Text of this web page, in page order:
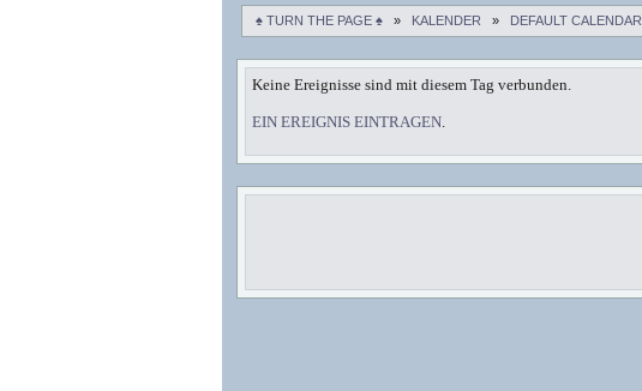
♠ TURN THE PAGE ♠ » KALENDER » DEFAULT CALENDAR
Keine Ereignisse sind mit diesem Tag verbunden.
EIN EREIGNIS EINTRAGEN